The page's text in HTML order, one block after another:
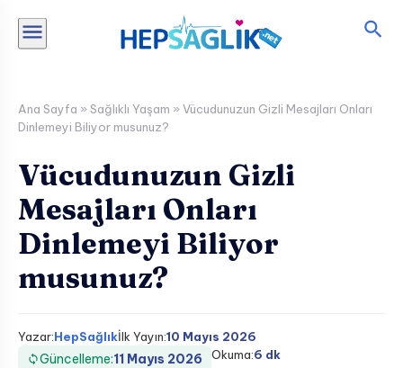
atla
Ana Sayfa »Sağlıklı Yaşam »Vücudunuzun Gizli Mesajları Onları
Dinlemeyi Biliyor musunuz?
Vücudunuzun Gizli
Mesajları Onları
Dinlemeyi Biliyor
musunuz?
Yazar:HepSağlıkİlk Yayın:10 Mayıs 2026
Güncelleme:11 Mayıs 2026 Okuma:6 dk